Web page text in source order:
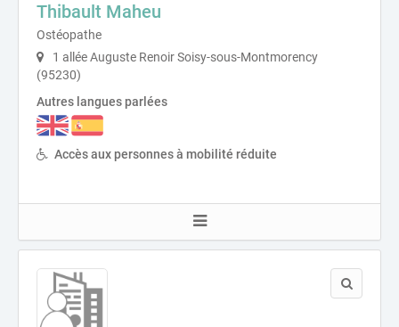
Thibault Maheu
Ostéopathe
1 allée Auguste Renoir Soisy-sous-Montmorency
(95230)
Autres langues parlées
Accès aux personnes à mobilité réduite